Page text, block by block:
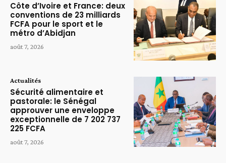
Côte d’Ivoire et France: deux
conventions de 23 milliards
FCFA pour le sport et le
métro d’Abidjan
août 7, 2026
Actualités
Sécurité alimentaire et
pastorale: le Sénégal
approuver une enveloppe
exceptionnelle de 7 202 737
225 FCFA
août 7, 2026